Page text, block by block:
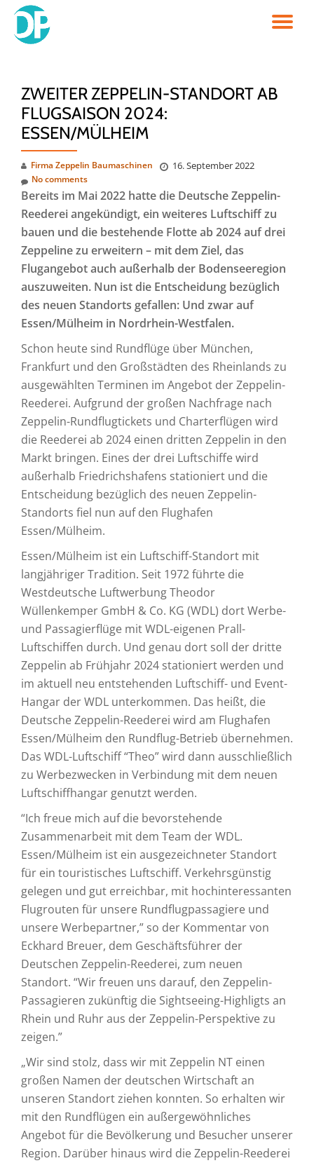
Skip
ZWEITER ZEPPELIN-STANDORT AB
FLUGSAISON 2024:
ESSEN/MÜLHEIM
Firma Zeppelin Baumaschinen 16. September 2022
No comments
Bereits im Mai 2022 hatte die Deutsche Zeppelin-
Reederei angekündigt, ein weiteres Luftschiff zu
bauen und die bestehende Flotte ab 2024 auf drei
Zeppeline zu erweitern – mit dem Ziel, das
Flugangebot auch außerhalb der Bodenseeregion
auszuweiten. Nun ist die Entscheidung bezüglich
des neuen Standorts gefallen: Und zwar auf
Essen/Mülheim in Nordrhein-Westfalen.
Schon heute sind Rundflüge über München,
Frankfurt und den Großstädten des Rheinlands zu
ausgewählten Terminen im Angebot der Zeppelin-
Reederei. Aufgrund der großen Nachfrage nach
Zeppelin-Rundflugtickets und Charterflügen wird
die Reederei ab 2024 einen dritten Zeppelin in den
Markt bringen. Eines der drei Luftschiffe wird
außerhalb Friedrichshafens stationiert und die
Entscheidung bezüglich des neuen Zeppelin-
Standorts fiel nun auf den Flughafen
Essen/Mülheim.
Essen/Mülheim ist ein Luftschiff-Standort mit
langjähriger Tradition. Seit 1972 führte die
Westdeutsche Luftwerbung Theodor
Wüllenkemper GmbH & Co. KG (WDL) dort Werbe-
und Passagierflüge mit WDL-eigenen Prall-
Luftschiffen durch. Und genau dort soll der dritte
Zeppelin ab Frühjahr 2024 stationiert werden und
im aktuell neu entstehenden Luftschiff- und Event-
Hangar der WDL unterkommen. Das heißt, die
Deutsche Zeppelin-Reederei wird am Flughafen
Essen/Mülheim den Rundflug-Betrieb übernehmen.
Das WDL-Luftschiff “Theo” wird dann ausschließlich
zu Werbezwecken in Verbindung mit dem neuen
Luftschiffhangar genutzt werden.
“Ich freue mich auf die bevorstehende
Zusammenarbeit mit dem Team der WDL.
Essen/Mülheim ist ein ausgezeichneter Standort
für ein touristisches Luftschiff. Verkehrsgünstig
gelegen und gut erreichbar, mit hochinteressanten
Flugrouten für unsere Rundflugpassagiere und
unsere Werbepartner,” so der Kommentar von
Eckhard Breuer, dem Geschäftsführer der
Deutschen Zeppelin-Reederei, zum neuen
Standort. “Wir freuen uns darauf, den Zeppelin-
Passagieren zukünftig die Sightseeing-Highligts an
Rhein und Ruhr aus der Zeppelin-Perspektive zu
zeigen.”
„Wir sind stolz, dass wir mit Zeppelin NT einen
großen Namen der deutschen Wirtschaft an
unseren Standort ziehen konnten. So erhalten wir
mit den Rundflügen ein außergewöhnliches
Angebot für die Bevölkerung und Besucher unserer
Region. Darüber hinaus wird die Zeppelin-Reederei